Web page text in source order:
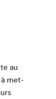
au
à met­